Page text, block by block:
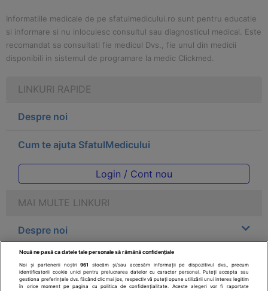
Informatiile medicale de pe sfatulmedicului.ro sunt pentru educatie
si informare si nu inlocuiesc consultul sau diagnosticul medical. Este
recomandat sa consultati fie medicul Dvs., fie unul din medicii
disponibili in sistemul de programare la medic Clickmed.
LINKURI RAPIDE
Despre noi
Cum te ajuta SfatulMedicului
Login / Cont nou
MAI MULTE LINKURI
Despre noi
Legal
Drepturile consumatorului
Nouă ne pasă ca datele tale personale să rămână confidențiale
Noi și partenerii noștri961
stocăm și/sau accesăm informații pe dispozitivul dvs., precum
identificatorii cookie unici pentru prelucrarea datelor cu caracter personal. Puteți accepta sau
gestiona preferințele dvs. făcând clic mai jos, respectiv vă puteți opune utilizării unui interes legitim
în orice moment pe pagina cu politica de confidențialitate. Aceste alegeri vor fi raportate